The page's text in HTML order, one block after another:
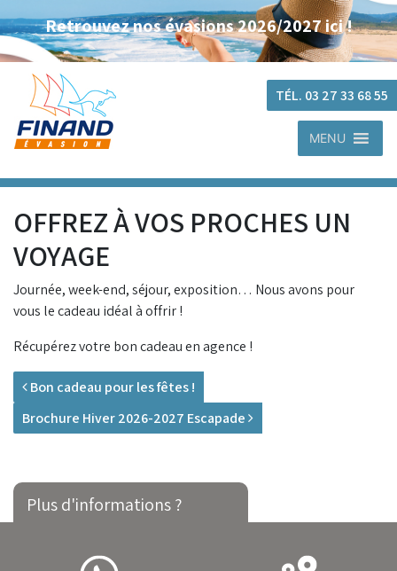
Retrouvez nos évasions 2026/2027 ici !
TÉL. 03 27 33 68 55
MENU
OFFREZ À VOS PROCHES UN
VOYAGE
Journée, week-end, séjour, exposition… Nous avons pour
vous le cadeau idéal à offrir !
Récupérez votre bon cadeau en agence !
Navigation
Bon cadeau pour les fêtes !
Brochure Hiver 2026-2027 Escapade
Plus d'informations ?